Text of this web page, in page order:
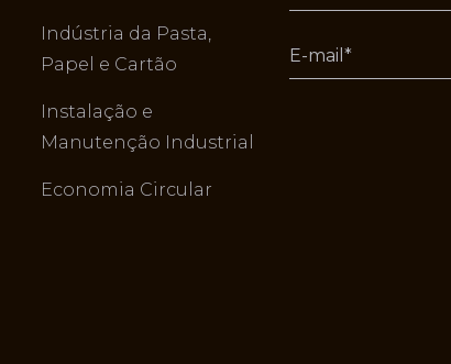
Indústria da Pasta,
Papel e Cartão
Instalação e
Manutenção Industrial
Economia Circular